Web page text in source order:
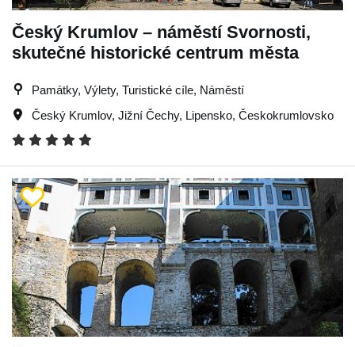
Český Krumlov – náměstí Svornosti,
skutečné historické centrum města
Památky, Výlety, Turistické cíle, Náměstí
Český Krumlov, Jižní Čechy, Lipensko, Českokrumlovsko